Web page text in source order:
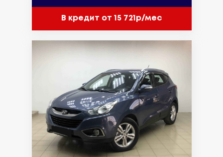
В кредит от 15 721р/мес